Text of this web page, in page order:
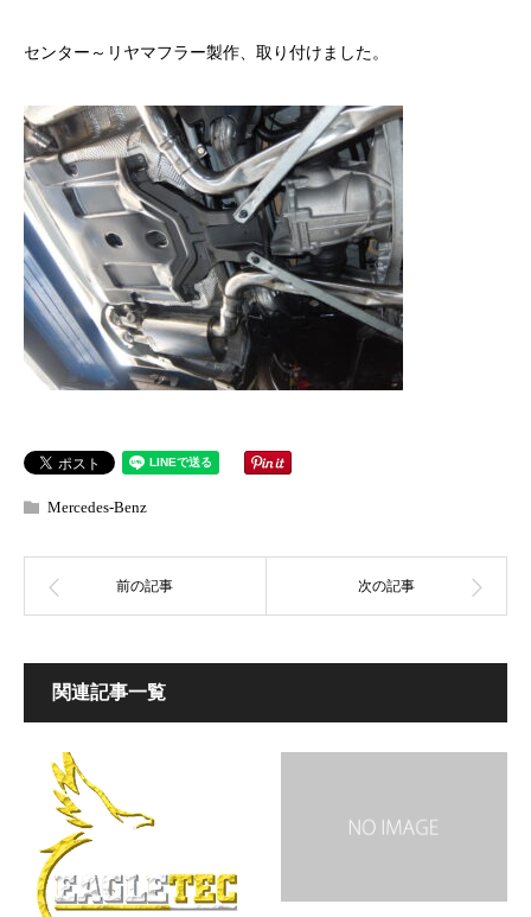
センター～リヤマフラー製作、取り付けました。
Mercedes-Benz
関連記事一覧